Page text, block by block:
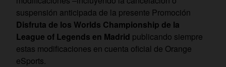
suspensión anticipada de la presente Promoción
Disfruta de los Worlds Championship de la
League of Legends en Madrid publicando siempre
estas modificaciones en cuenta oficial de Orange
eSports.